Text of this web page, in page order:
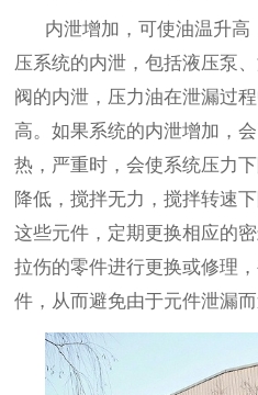
内泄增加，可使油温升高
压系统的内泄，包括液压泵
阀的内泄，压力油在泄漏过
高。如果系统的内泄增加，
热，严重时，会使系统压力
降低，搅拌无力，搅拌转速
这些元件，定期更换相应的
拉伤的零件进行更换或修理
件，从而避免由于元件泄漏而